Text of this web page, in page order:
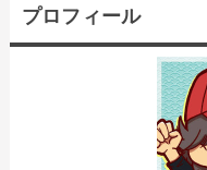
プロフィール